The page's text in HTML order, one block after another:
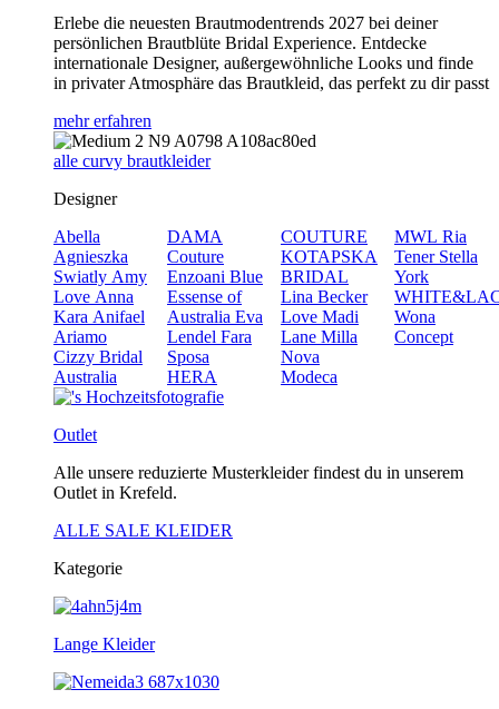
Erlebe die neuesten Brautmodentrends 2027 bei deiner
persönlichen Brautblüte Bridal Experience. Entdecke
internationale Designer, außergewöhnliche Looks und finde
in privater Atmosphäre das Brautkleid, das perfekt zu dir passt
mehr erfahren
alle curvy brautkleider
Designer
Abella
Agnieszka
Swiatly Amy
Love Anna
Kara Anifael
Ariamo
Cizzy Bridal
Australia
DAMA
Couture
Enzoani Blue
Essense of
Australia Eva
Lendel Fara
Sposa
HERA
COUTURE
KOTAPSKA
BRIDAL
Lina Becker
Love Madi
Lane Milla
Nova
Modeca
MWL Ria
Tener Stella
York
Wona
Concept
Outlet
Alle unsere reduzierte Musterkleider findest du in unserem
Outlet in Krefeld.
ALLE SALE KLEIDER
Kategorie
Lange Kleider